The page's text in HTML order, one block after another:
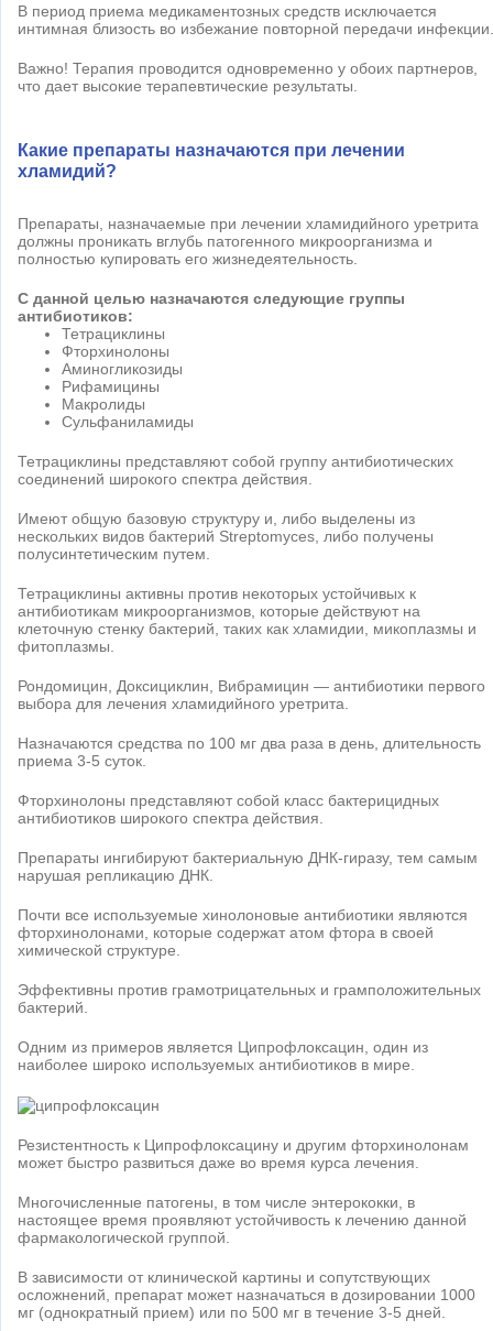
В период приема медикаментозных средств исключается
интимная близость во избежание повторной передачи инфекции.
Важно! Терапия проводится одновременно у обоих партнеров,
что дает высокие терапевтические результаты.
Какие препараты назначаются при лечении
хламидий?
Препараты, назначаемые при лечении хламидийного уретрита
должны проникать вглубь патогенного микроорганизма и
полностью купировать его жизнедеятельность.
С данной целью назначаются следующие группы
антибиотиков:
Тетрациклины
Фторхинолоны
Аминогликозиды
Рифамицины
Макролиды
Сульфаниламиды
Тетрациклины представляют собой группу антибиотических
соединений широкого спектра действия.
Имеют общую базовую структуру и, либо выделены из
нескольких видов бактерий Streptomyces, либо получены
полусинтетическим путем.
Тетрациклины активны против некоторых устойчивых к
антибиотикам микроорганизмов, которые действуют на
клеточную стенку бактерий, таких как хламидии, микоплазмы и
фитоплазмы.
Рондомицин, Доксициклин, Вибрамицин — антибиотики первого
выбора для лечения хламидийного уретрита.
Назначаются средства по 100 мг два раза в день, длительность
приема 3-5 суток.
Фторхинолоны представляют собой класс бактерицидных
антибиотиков широкого спектра действия.
Препараты ингибируют бактериальную ДНК-гиразу, тем самым
нарушая репликацию ДНК.
Почти все используемые хинолоновые антибиотики являются
фторхинолонами, которые содержат атом фтора в своей
химической структуре.
Эффективны против грамотрицательных и грамположительных
бактерий.
Одним из примеров является Ципрофлоксацин, один из
наиболее широко используемых антибиотиков в мире.
Резистентность к Ципрофлоксацину и другим фторхинолонам
может быстро развиться даже во время курса лечения.
Многочисленные патогены, в том числе энтерококки, в
настоящее время проявляют устойчивость к лечению данной
фармакологической группой.
В зависимости от клинической картины и сопутствующих
осложнений, препарат может назначаться в дозировании 1000
мг (однократный прием) или по 500 мг в течение 3-5 дней.